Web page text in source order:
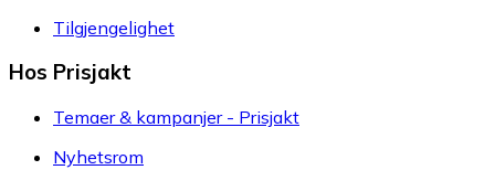
Tilgjengelighet
Hos Prisjakt
Temaer & kampanjer - Prisjakt
Nyhetsrom